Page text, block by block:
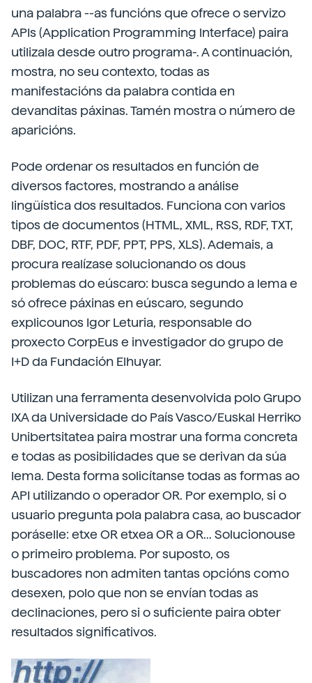
una palabra --as funcións que ofrece o servizo
APIs (Application Programming Interface) paira
utilizala desde outro programa-. A continuación,
mostra, no seu contexto, todas as
manifestacións da palabra contida en
devanditas páxinas. Tamén mostra o número de
aparicións.
Pode ordenar os resultados en función de
diversos factores, mostrando a análise
lingüística dos resultados. Funciona con varios
tipos de documentos (HTML, XML, RSS, RDF, TXT,
DBF, DOC, RTF, PDF, PPT, PPS, XLS). Ademais, a
procura realízase solucionando os dous
problemas do eúscaro: busca segundo a lema e
só ofrece páxinas en eúscaro, segundo
explicounos Igor Leturia, responsable do
proxecto CorpEus e investigador do grupo de
I+D da Fundación Elhuyar.
Utilizan una ferramenta desenvolvida polo Grupo
IXA da Universidade do País Vasco/Euskal Herriko
Unibertsitatea paira mostrar una forma concreta
e todas as posibilidades que se derivan da súa
lema. Desta forma solicítanse todas as formas ao
API utilizando o operador OR. Por exemplo, si o
usuario pregunta pola palabra casa, ao buscador
poráselle: etxe OR etxea OR a OR... Solucionouse
o primeiro problema. Por suposto, os
buscadores non admiten tantas opcións como
desexen, polo que non se envían todas as
declinaciones, pero si o suficiente paira obter
resultados significativos.